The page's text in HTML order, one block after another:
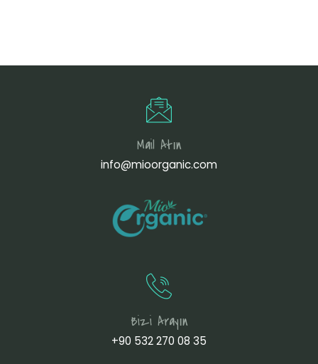
Mail Atın
info@mioorganic.com
Bizi Arayın
+90 532 270 08 35